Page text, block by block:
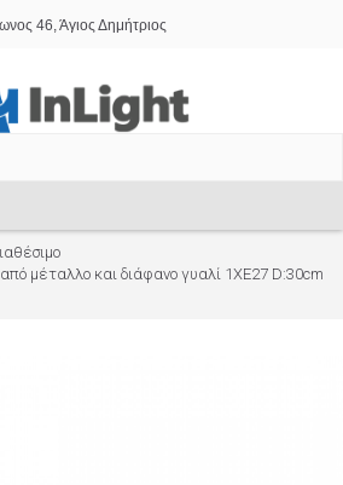
46, Άγιος Δημήτριος
μέταλλο και διάφανο γυαλί 1XE27 D:30cm